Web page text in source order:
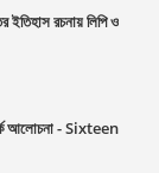
ইতিহাস রচনায় লিপি ও
আলোচনা - Sixteen